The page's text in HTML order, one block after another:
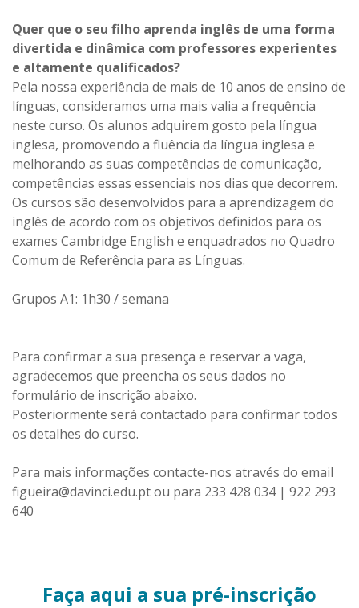
Quer que o seu filho aprenda inglês de uma forma
divertida e dinâmica com professores experientes
e altamente qualificados?
Pela nossa experiência de mais de 10 anos de ensino de
línguas, consideramos uma mais valia a frequência
neste curso. Os alunos adquirem gosto pela língua
inglesa, promovendo a fluência da língua inglesa e
melhorando as suas competências de comunicação,
competências essas essenciais nos dias que decorrem.
Os cursos são desenvolvidos para a aprendizagem do
inglês de acordo com os objetivos definidos para os
exames Cambridge English e enquadrados no Quadro
Comum de Referência para as Línguas.
Grupos A1: 1h30 / semana
Para confirmar a sua presença e reservar a vaga,
agradecemos que preencha os seus dados no
formulário de inscrição abaixo.
Posteriormente será contactado para confirmar todos
os detalhes do curso.
Para mais informações contacte-nos através do email
figueira@davinci.edu.pt ou para 233 428 034 | 922 293
640
Faça aqui a sua pré-inscrição